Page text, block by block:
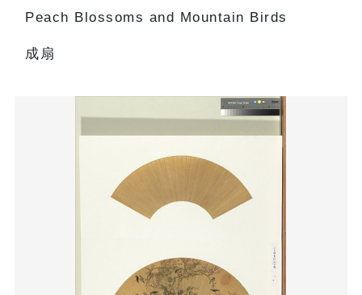
Peach Blossoms and Mountain Birds
成扇